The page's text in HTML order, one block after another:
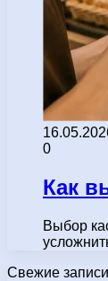
0
Как
Выбор
Свежие записи